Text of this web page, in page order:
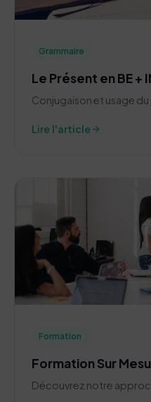
Grammaire
Le Présent en BE +
Conjugaison et usage
Lire l'articlearrow_forward
Formation
Formation Sur
Découvrez notre